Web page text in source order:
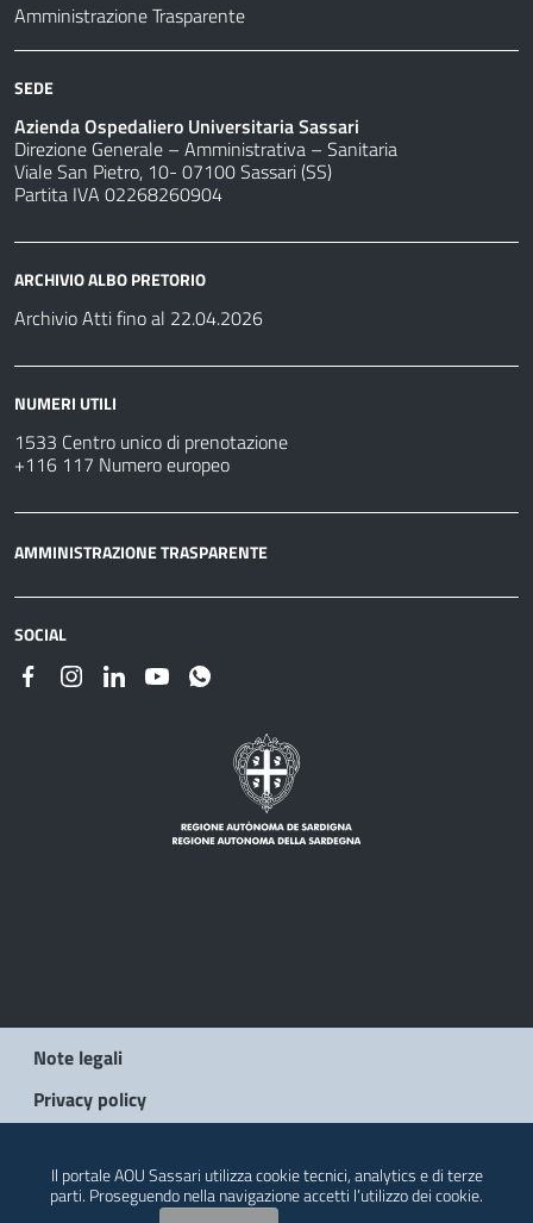
Amministrazione Trasparente
SEDE
Azienda Ospedaliero Universitaria Sassari
Direzione Generale – Amministrativa – Sanitaria
Viale San Pietro, 10- 07100 Sassari (SS)
Partita IVA 02268260904
ARCHIVIO ALBO PRETORIO
Archivio Atti fino al 22.04.2026
NUMERI UTILI
1533 Centro unico di prenotazione
+116 117 Numero europeo
AMMINISTRAZIONE TRASPARENTE
SOCIAL
Note legali
Privacy policy
Il portale AOU Sassari utilizza cookie tecnici, analytics e di terze
parti. Proseguendo nella navigazione accetti l’utilizzo dei cookie.